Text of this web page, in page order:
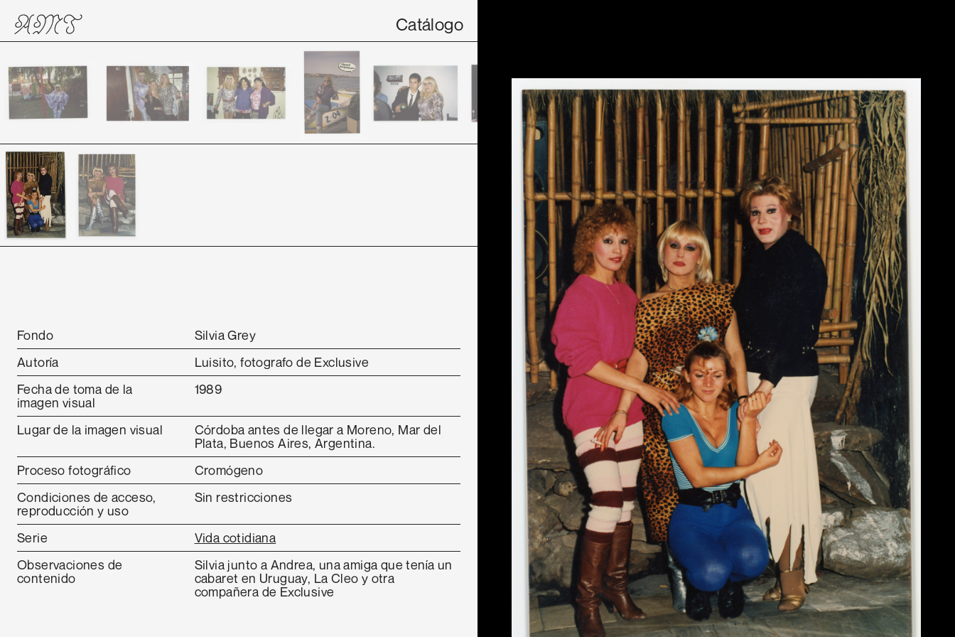
Catálogo
Fondo
Silvia Grey
Autoría
Luisito, fotografo de Exclusive
Fecha de toma de la
imagen visual
1989
Lugar de la imagen visual
Córdoba antes de llegar a Moreno, Mar del
Plata, Buenos Aires, Argentina.
Proceso fotográfico
Cromógeno
Condiciones de acceso,
reproducción y uso
Sin restricciones
Serie
Vida cotidiana
Observaciones de
contenido
Silvia junto a Andrea, una amiga que tenía un
cabaret en Uruguay, La Cleo y otra
compañera de Exclusive